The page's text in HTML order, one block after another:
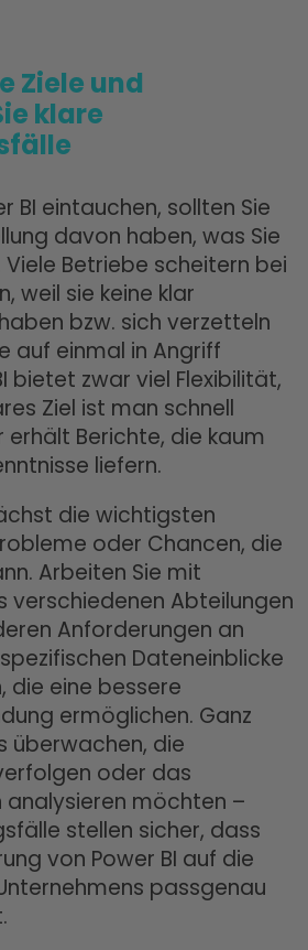
Ziele und
klare
BI eintauchen, sollten Sie
davon haben, was Sie
Betriebe scheitern bei
weil sie keine klar
bzw. sich verzetteln
auf einmal in Angriff
bietet zwar viel Flexibilität,
Ziel ist man schnell
Berichte, die kaum
liefern.
die wichtigsten
oder Chancen, die
Arbeiten Sie mit
verschiedenen Abteilungen
Anforderungen an
Dateneinblicke
die eine bessere
ermöglichen. Ganz
überwachen, die
oder das
analysieren möchten –
stellen sicher, dass
von Power BI auf die
passgenau